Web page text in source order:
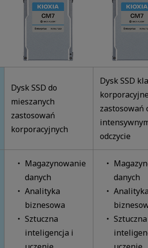
Dysk SSD do
mieszanych
zastosowań
korporacyjnych
Dysk SSD
zastosowań
odczycie
Magazynowanie
danych
Analityka
biznesowa
Sztuczna
inteligencja i
danych
Sztuczna